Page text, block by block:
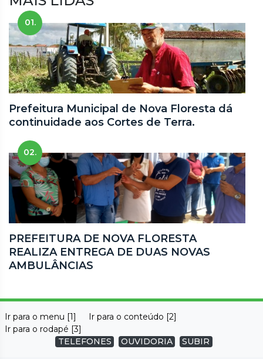
01.
Prefeitura Municipal de Nova Floresta dá
continuidade aos Cortes de Terra.
02.
PREFEITURA DE NOVA FLORESTA
REALIZA ENTREGA DE DUAS NOVAS
AMBULÂNCIAS
Ir para o menu [1]
Ir para o conteúdo [2]
Ir para o rodapé [3]
TELEFONES
OUVIDORIA SUBIR